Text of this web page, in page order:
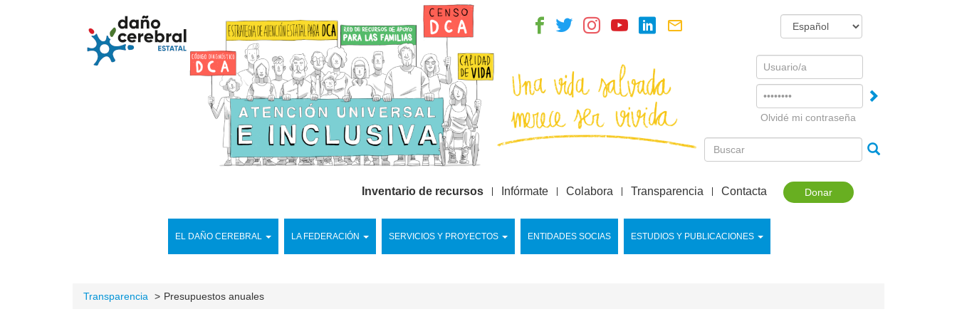
Username
Olvidé mi contraseña
Donar
EL DAÑO CEREBRAL LA FEDERACIÓN SERVICIOS Y PROYECTOS ENTIDADES SOCIAS ESTUDIOS Y PUBLICACIONES
Inventario de recursos Infórmate Colabora Transparencia Contacta
Transparencia Presupuestos anuales